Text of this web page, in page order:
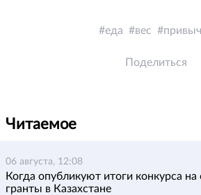
еда вес
Поделиться
Читаемое
06 августа, 12:08
Когда опубликуют итоги конкурса
гранты в Казахстане